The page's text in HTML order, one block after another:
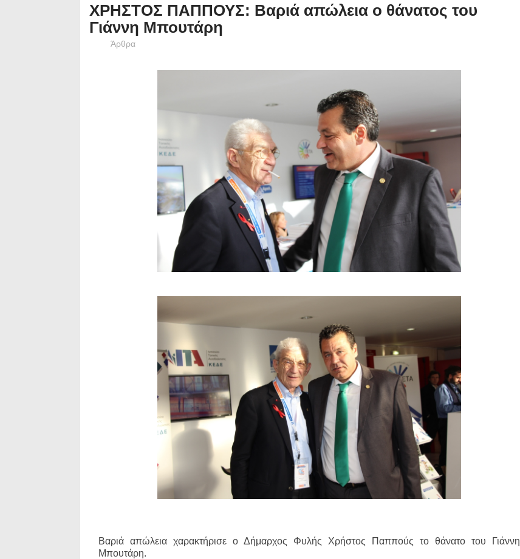
ΧΡΗΣΤΟΣ ΠΑΠΠΟΥΣ: Βαριά απώλεια ο θάνατος του
Γιάννη Μπουτάρη
Άρθρα
Βαριά απώλεια χαρακτήρισε ο Δήμαρχος Φυλής Χρήστος Παππούς το θάνατο του Γιάννη
Μπουτάρη.